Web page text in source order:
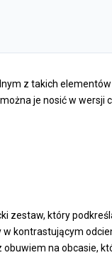
z takich
je nosić w wersji
zestaw, który
kontrastującym
na obcasie,